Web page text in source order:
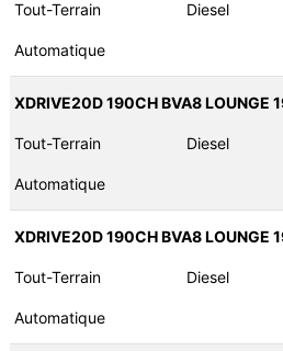
Tout-Terrain Diesel
Automatique
XDRIVE20D 190CH BVA8 LOUNGE
Tout-Terrain Diesel
Automatique
XDRIVE20D 190CH BVA8 LOUNGE
Tout-Terrain Diesel
Automatique